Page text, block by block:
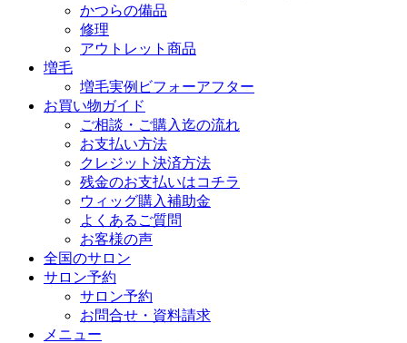
かつらの備品
修理
アウトレット商品
増毛
増毛実例ビフォーアフター
お買い物ガイド
ご相談・ご購入迄の流れ
お支払い方法
クレジット決済方法
残金のお支払いはコチラ
ウィッグ購入補助金
よくあるご質問
お客様の声
全国のサロン
サロン予約
サロン予約
お問合せ・資料請求
メニュー